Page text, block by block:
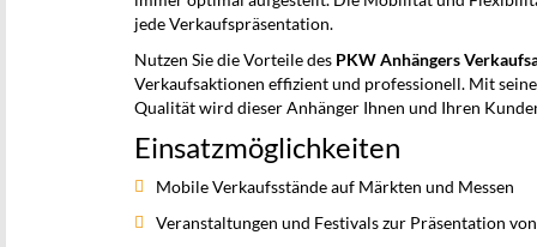
jede Verkaufspräsentation.
Nutzen Sie die Vorteile des PKW Anhängers
Verkaufsaktionen effizient und professionell. Mit
Qualität wird dieser Anhänger Ihnen und Ihren
Einsatzmöglichkeiten
Mobile Verkaufsstände auf Märkten und Messen
Veranstaltungen und Festivals zur Präsentation